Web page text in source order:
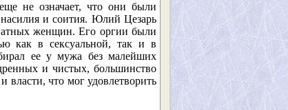
не означает, что они были
насилия и соития. Юлий Цезарь
женщин. Его оргии были
как в сексуальной, так и в
ее у мужа без малейших
и чистых, большинство
власти, что мог удовлетворить